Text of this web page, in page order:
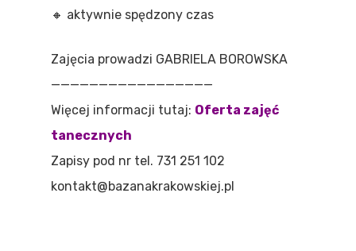
🔸 aktywnie spędzony czas
Zajęcia prowadzi GABRIELA BOROWSKA
—————————————————
Więcej informacji tutaj: Oferta zajęć
tanecznych
Zapisy pod nr tel. 731 251 102
kontakt@bazanakrakowskiej.pl